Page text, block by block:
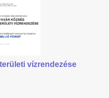
vízrendezése